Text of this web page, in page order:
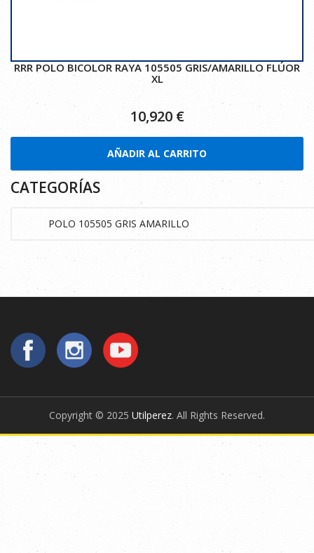
RRR POLO BICOLOR RAYA 105505 GRIS/AMARILLO FLÚOR
XL
10,920 €
AÑADIR AL CARRITO
CATEGORÍAS
Copyright © 2025 Utilperez. All Rights Reserved.